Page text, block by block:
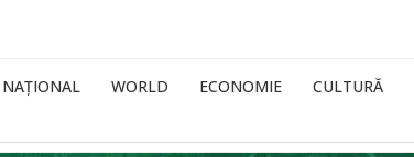
NAȚIONAL WORLD ECONOMIE CULTURĂ